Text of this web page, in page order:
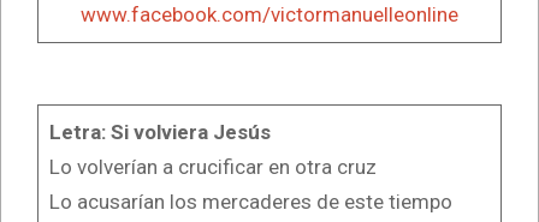
www.facebook.com/victormanuelleonline
Letra: Si volviera Jesús
Lo volverían a crucificar en otra cruz
Lo acusarían los mercaderes de este tiempo